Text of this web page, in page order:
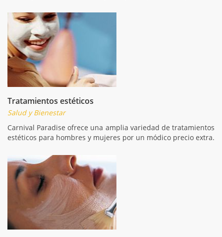
Tratamientos estéticos
Salud y Bienestar
Carnival Paradise ofrece una amplia variedad de tratamientos
estéticos para hombres y mujeres por un módico precio extra.